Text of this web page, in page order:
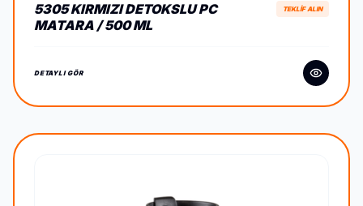
5305 KIRMIZI DETOKSLU PC
MATARA / 500 ML
TEKLİF ALIN
DETAYLI GÖR